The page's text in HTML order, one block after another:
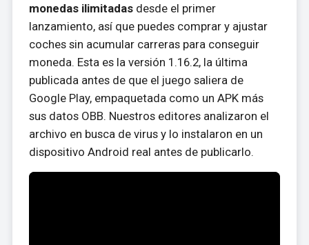
monedas ilimitadasdesde el primer
lanzamiento, así que puedes comprar y ajustar
coches sin acumular carreras para conseguir
moneda. Esta es la versión 1.16.2, la última
publicada antes de que el juego saliera de
Google Play, empaquetada como un APK más
sus datos OBB. Nuestros editores analizaron el
archivo en busca de virus y lo instalaron en un
dispositivo Android real antes de publicarlo.